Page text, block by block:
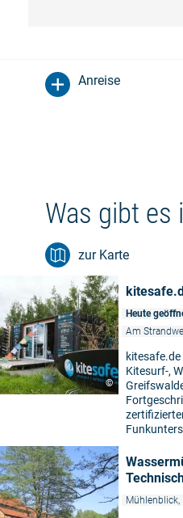
Anreise
Was gibt es
zur Karte
©
Heute
Am
Kitesurf-,
Mühlenblick,